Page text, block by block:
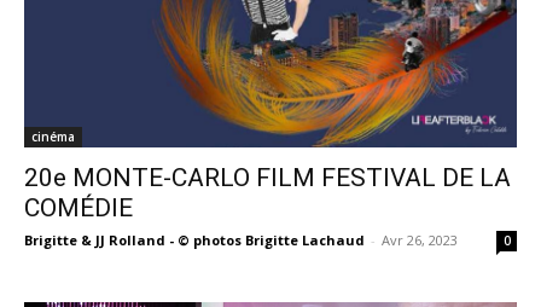
cinéma
20e MONTE-CARLO FILM FESTIVAL DE LA
COMÉDIE
Brigitte & JJ Rolland - © photos Brigitte Lachaud - Avr 26, 2023 0